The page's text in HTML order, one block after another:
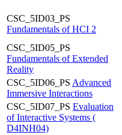
CSC_5ID03_PS
Fundamentals of HCI 2
CSC_5ID05_PS
Fundamentals of Extended
Reality
CSC_5ID06_PS Advanced
Immersive Interactions
CSC_5ID07_PS Evaluation
of Interactive Systems (
D4INH04)